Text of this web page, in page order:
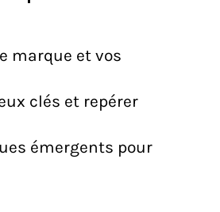
marque et vos
clés et repérer
émergents pour